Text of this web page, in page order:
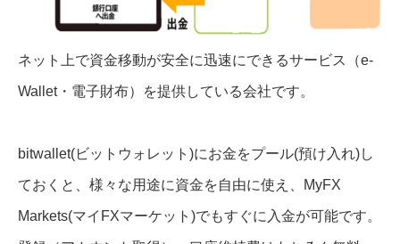
ネット上で資金移動が安全に迅速にできるサービス（e-
Wallet・電子財布）を提供している会社です。
bitwallet(ビットウォレット)にお金をプール(預け入れ)し
ておくと、様々な用途に資金を自由に使え、MyFX
Markets(マイFXマーケット)でもすぐに入金が可能です。